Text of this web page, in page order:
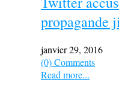
propagande
janvier 29, 2016
(0) Comments
Read more...